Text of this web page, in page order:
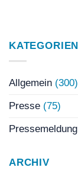
KATEGORIEN
Allgemein (300)
Presse (75)
Pressemeldung
ARCHIV